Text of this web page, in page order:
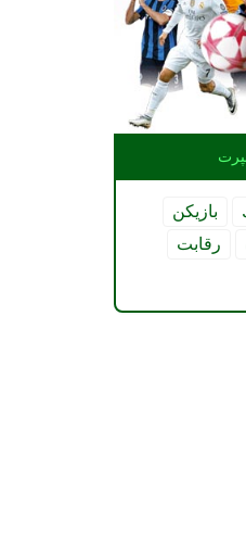
بازیكن
رقابت